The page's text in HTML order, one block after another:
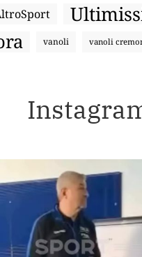
vanoli vanoli